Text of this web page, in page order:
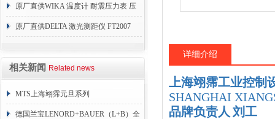
原厂直供WIKA 温度计 耐震压力表 压
力开关 变送器
原厂直供DELTA 激光测距仪 FT2007
相关新闻 Related news
MTS上海翊霈元旦系列
RHM3050MR081A01
德国兰宝LENORD+BAUER（L+B）全
详细介绍
上海翊霈工业控制
SHANGHAI
品牌负责人 刘工